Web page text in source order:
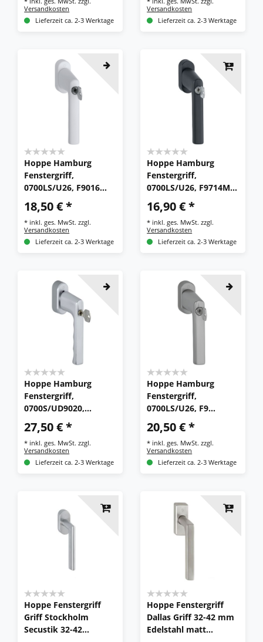
Versandkosten
Lieferzeit ca. 2-3 Werktage
Versandkosten
Lieferzeit ca. 2-3 Werktage
Hoppe Hamburg
Fenstergriff,
0700LS/U26, F9016
verkehrsweiß,
abschließbar, Secu100
18,50 € *
* inkl. ges. MwSt. zzgl.
Versandkosten
Lieferzeit ca. 2-3 Werktage
Hoppe Hamburg
Fenstergriff,
0700LS/U26, F9714M
schwarz matt,
abschließbar
16,90 € *
* inkl. ges. MwSt. zzgl.
Versandkosten
Lieferzeit ca. 2-3 Werktage
Hoppe Hamburg
Fenstergriff,
0700S/UD9020,
SecuForte,
abschließbar
27,50 € *
* inkl. ges. MwSt. zzgl.
Versandkosten
Lieferzeit ca. 2-3 Werktage
Hoppe Hamburg
Fenstergriff,
0700LS/U26, F9
stahlfarben,
abschließbar, Secu100
20,50 € *
* inkl. ges. MwSt. zzgl.
Versandkosten
Lieferzeit ca. 2-3 Werktage
Hoppe Fenstergriff
Griff Stockholm
Secustik 32-42
Hoppe Fenstergriff
Dallas Griff 32-42 mm
Edelstahl matt